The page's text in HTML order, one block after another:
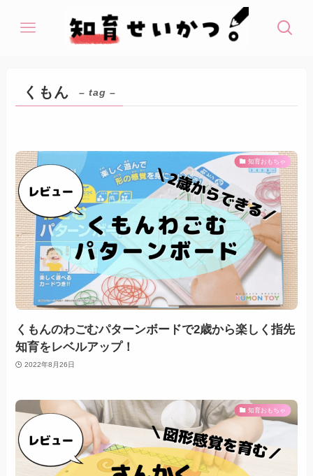
くもん – tag –
知育おもちゃ
くもんのわごむパターンボードで2歳から楽しく指先
知育をレベルアップ！
2022年8月26日
知育おもちゃ